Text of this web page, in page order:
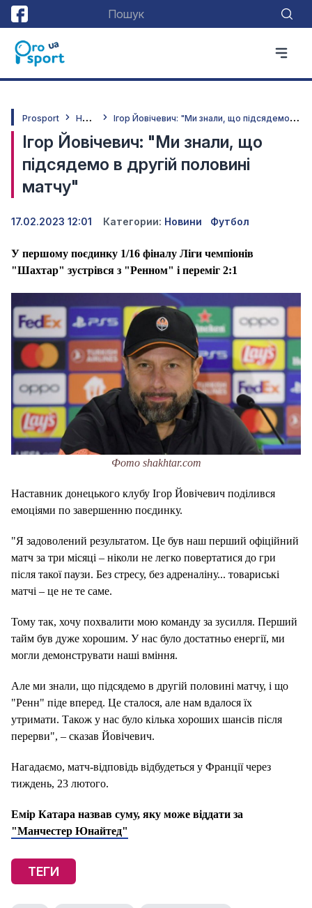
Prosport Н
овини І
гор Йовічевич: "Ми знали, що підсядемо в другій половині матчу"
Ігор Йовічевич: "Ми знали, що
підсядемо в другій половині
матчу"
17.02.2023 12:01 Категории: Новини Футбол
У першому поєдинку 1/16 фіналу Ліги чемпіонів
"Шахтар" зустрівся з "Ренном" і переміг 2:1
Фото shakhtar.com
Наставник донецького клубу Ігор Йовічевич поділився
емоціями по завершенню поєдинку.
"Я задоволений результатом. Це був наш перший офіційний
матч за три місяці – ніколи не легко повертатися до гри
після такої паузи. Без стресу, без адреналіну... товариські
матчі – це не те саме.
Тому так, хочу похвалити мою команду за зусилля. Перший
тайм був дуже хорошим. У нас було достатньо енергії, ми
могли демонструвати наші вміння.
Але ми знали, що підсядемо в другій половині матчу, і що
"Ренн" піде вперед. Це сталося, але нам вдалося їх
утримати. Також у нас було кілька хороших шансів після
перерви", – сказав Йовічевич.
Нагадаємо, матч-відповідь відбудеться у Франції через
тиждень, 23 лютого.
Емір Катара назвав суму, яку може віддати за
"Манчестер Юнайтед"
ТЕГИ